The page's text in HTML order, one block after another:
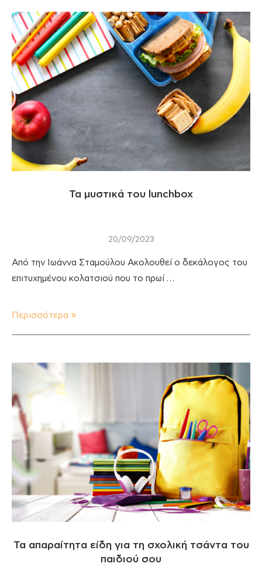
Τα μυστικά του lunchbox
20/09/2023
Από την Ιωάννα Σταμούλου Ακολουθεί ο δεκάλογος του
επιτυχημένου κολατσιού που το πρωί …
Περισσότερα
Τα απαραίτητα είδη για τη σχολική τσάντα του
παιδιού σου